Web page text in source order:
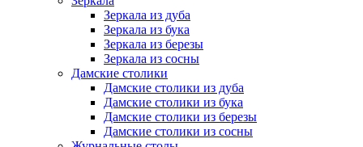
Зеркала из дуба
Зеркала из бука
Зеркала из березы
Зеркала из сосны
Дамские столики
Дамские столики из дуба
Дамские столики из бука
Дамские столики из березы
Дамские столики из сосны